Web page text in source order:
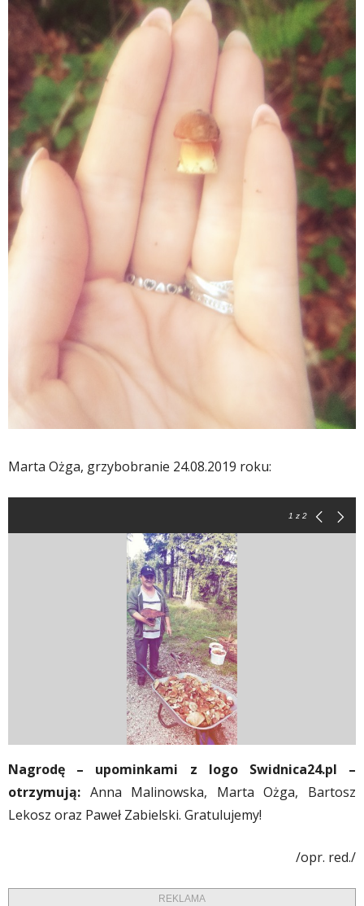
Marta Ożga, grzybobranie 24.08.2019 roku:
1 z 2
Nagrodę – upominkami z logo Swidnica24.pl –
otrzymują: Anna Malinowska, Marta Ożga, Bartosz
Lekosz oraz Paweł Zabielski. Gratulujemy!
/opr. red./
REKLAMA